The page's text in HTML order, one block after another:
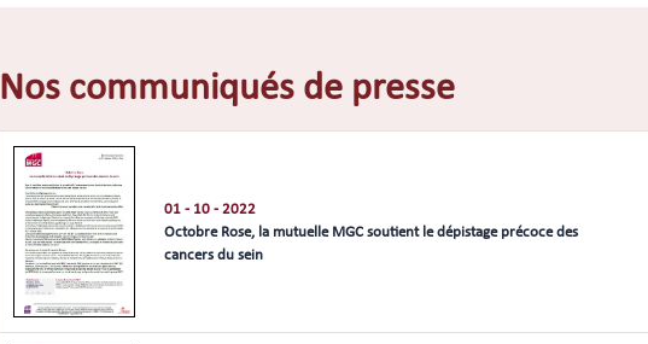
Nos communiqués de presse
01 - 10 - 2022
Octobre Rose, la mutuelle MGC soutient le dépistage précoce des
cancers du sein